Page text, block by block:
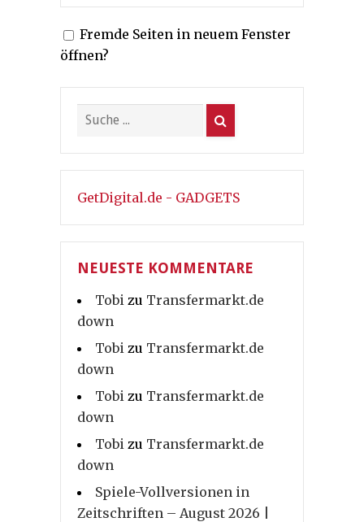
Fremde Seiten in neuem Fenster
öffnen?
GetDigital.de - GADGETS
NEUESTE KOMMENTARE
Tobi zu Transfermarkt.de
down
Tobi zu Transfermarkt.de
down
Tobi zu Transfermarkt.de
down
Tobi zu Transfermarkt.de
down
Spiele-Vollversionen in
Zeitschriften – August 2026 |